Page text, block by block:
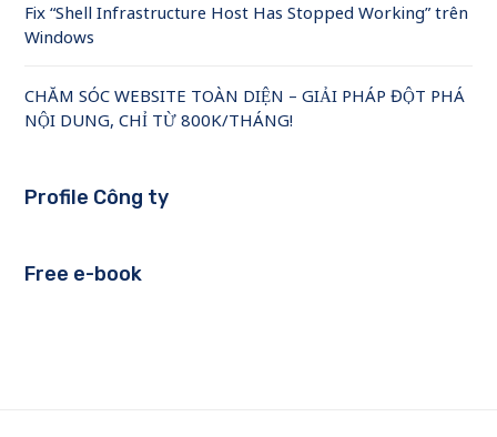
Fix “Shell Infrastructure Host Has Stopped Working” trên
Windows
CHĂM SÓC WEBSITE TOÀN DIỆN – GIẢI PHÁP ĐỘT PHÁ
NỘI DUNG, CHỈ TỪ 800K/THÁNG!
Profile Công ty
Free e-book